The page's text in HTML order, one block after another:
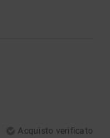
Acquisto verificato